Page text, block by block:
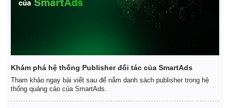
Pháp luật
Khám phá hệ thống Publisher đối tác của SmartAds
Tham khảo ngay bài viết sau để nắm danh sách publisher trong hệ
thống quảng cáo của SmartAds.